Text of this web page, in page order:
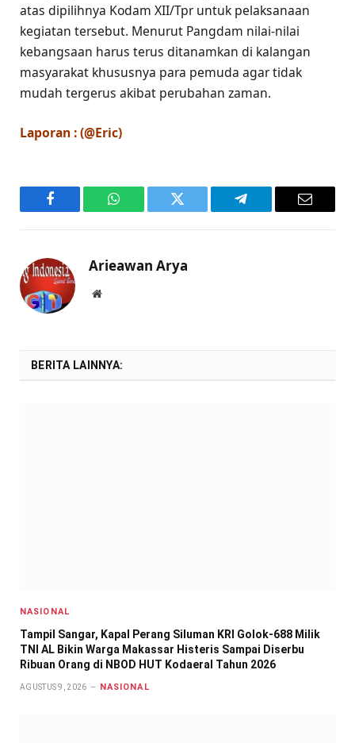
atas dipilihnya Kodam XII/Tpr untuk pelaksanaan
kegiatan tersebut. Menurut Pangdam nilai-nilai
kebangsaan harus terus ditanamkan di kalangan
masyarakat khususnya para pemuda agar tidak
mudah tergerus akibat perubahan zaman.
Laporan : (@Eric)
Facebook WhatsAppTwitter Telegram Email
Arieawan Arya
Website
BERITA LAINNYA:
NASIONAL
Tampil Sangar, Kapal Perang Siluman KRI Golok-688 Milik
TNI AL Bikin Warga Makassar Histeris Sampai Diserbu
Ribuan Orang di NBOD HUT Kodaeral Tahun 2026
AGUSTUS 9, 2026 NASIONAL